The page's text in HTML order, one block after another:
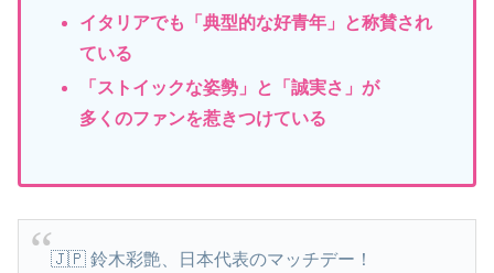
イタリアでも「典型的な好青年」と称賛され
ている
「ストイックな姿勢」と「誠実さ」が
多くのファンを惹きつけている
🇯🇵 鈴木彩艶、日本代表のマッチデー！